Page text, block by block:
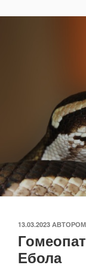
ОПУБЛІКОВАНО
13.03.2023 АВТОРОМ
Ебола